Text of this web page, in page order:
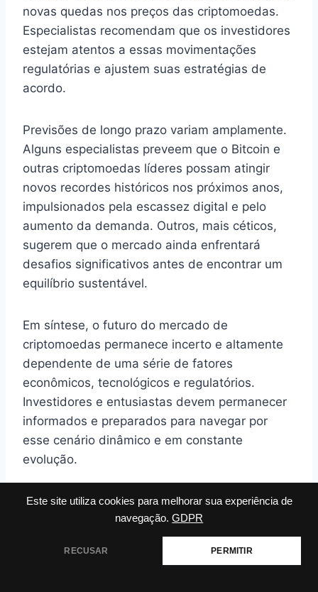
Este site utiliza cookies para melhorar sua experiência de
navegação. GDPR
RECUSAR PERMITIR
novas quedas nos preços das criptomoedas.
Especialistas recomendam que os investidores
estejam atentos a essas movimentações
regulatórias e ajustem suas estratégias de
acordo.
Previsões de longo prazo variam amplamente.
Alguns especialistas preveem que o Bitcoin e
outras criptomoedas líderes possam atingir
novos recordes históricos nos próximos anos,
impulsionados pela escassez digital e pelo
aumento da demanda. Outros, mais céticos,
sugerem que o mercado ainda enfrentará
desafios significativos antes de encontrar um
equilíbrio sustentável.
Em síntese, o futuro do mercado de
criptomoedas permanece incerto e altamente
dependente de uma série de fatores
econômicos, tecnológicos e regulatórios.
Investidores e entusiastas devem permanecer
informados e preparados para navegar por
esse cenário dinâmico e em constante
evolução.
do
#cryptocurrency market
PRÓXIMO